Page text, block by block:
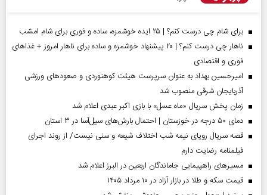
برای شام چی درست کنم؟ | ۲۵ ایده خوشمزه، ساده و فوری برای شام امشب
ناهار چی درست کنم؟ | ۲۰ پیشنهاد خوشمزه و ساده برای ناهار امروز + غذاهای
فوری و اقتصادی
امیرحسین بهداد به عنوان سرپرست هیئت کوهنوردی و صعودهای ورزشی
آذربایجان شرقی منصوب شد
زمان پخش سریال «ماه عسل» با بازی اکبر عبدی اعلام شد
دمای ۵۰ درجه در خوزستان | احتمال بارش‌های سیل‌آسا در ۳ استان
قصه سریال رویای نیمه شب اختلاف شیعه و سنی نیست/ از روند اجرای
فیلمنامه رضایت دارم
مسیر‌های راهپیمایی جاماندگان اربعین در البرز اعلام شد
قیمت سکه و طلا در بازار آزاد در ۱۰ مرداد ۱۴۰۵